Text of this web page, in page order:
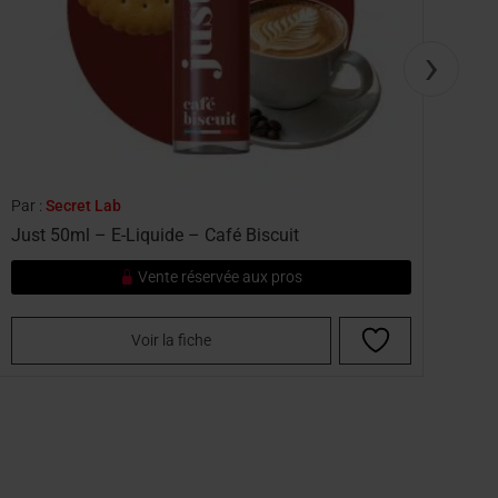
Par : Secret Lab
Just 50ml – E-Liquide – Café Biscuit
Vente réservée aux pros
Voir la fiche
›